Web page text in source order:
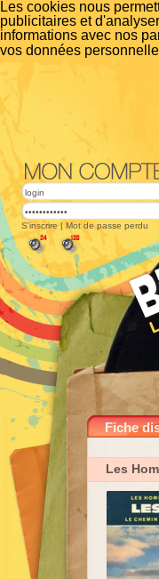
Les cookies nous
publicitaires et
informations avec nos
vos données
S'inscrire | Mot de passe perdu
Fiche
Les